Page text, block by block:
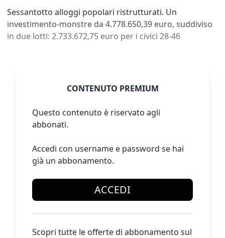
Sessantotto alloggi popolari ristrutturati. Un
investimento-monstre da 4.778.650,39 euro, suddiviso
in due lotti: 2.733.672,75 euro per i civici 28-46
CONTENUTO PREMIUM
Questo contenuto è riservato agli
abbonati.
Accedi con username e password se hai
già un abbonamento.
ACCEDI
Scopri tutte le offerte di abbonamento sul